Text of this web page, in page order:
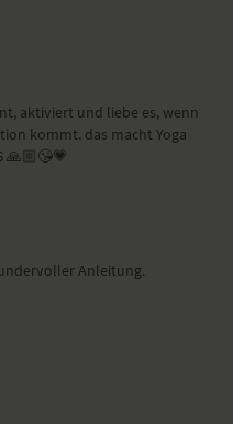
in den Tag.
unserer Live-Klassen, daher
aktiviert und liebe es, wenn
kommt. das macht Yoga
🙏🏼😘💗
Anleitung.